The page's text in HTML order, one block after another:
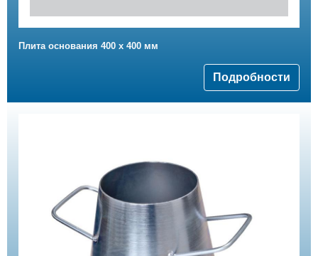
Плита основания 400 х 400 мм
Подробности